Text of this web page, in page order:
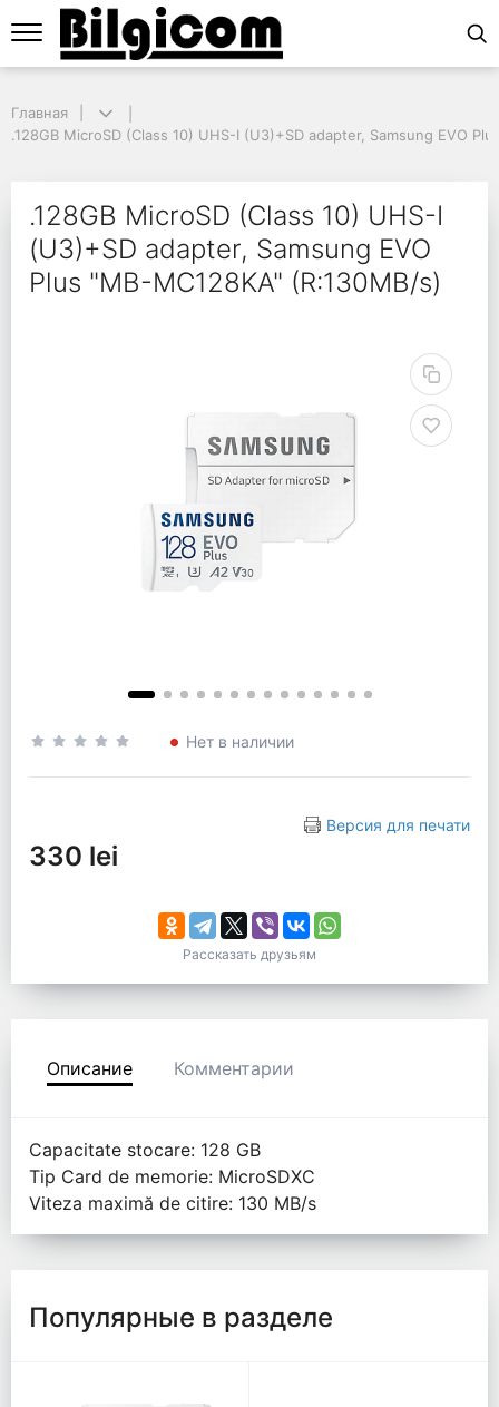
.128GB MicroSD (Class 10) UHS-I (U3)+SD adapter, Samsung EVO
.128GB MicroSD
Главная
.128GB MicroSD (Class 10) UHS-I (U3)+SD adapter, Samsung EVO
.128GB MicroSD (Class 10) UHS-I
(U3)+SD adapter, Samsung EVO
Plus "MB-MC128KA" (R:130MB/s)
Нет в наличии
Версия для печати
330 lei
Рассказать друзьям
Описание Комментарии
Capacitate stocare: 128 GB
Tip Card de memorie: MicroSDXC
Viteza maximă de citire: 130 MB/s
Популярные в разделе